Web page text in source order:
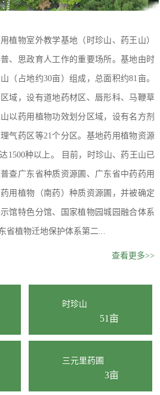
植物室外教学基地（时珍山、药王山）
、思政育人工作的重要场所。基地由时
（占地约30亩）组成，总面积约81亩。
域，设有道地药材区、唇形科、马鞭草
以药用植物功效划分区域，设有名方剂
气药区等21个分区。基地药用植物资源
1500种以上。 目前，时珍山、药王山已
查广东省种质资源圃、广东省中药药用
用植物（南药）种质资源圃，并被确定
馆特色分馆、国家植物园城园融合体系
省植物迁地保护体系第二...
查看更多>>
时珍山
51亩
三元里药圃
3亩